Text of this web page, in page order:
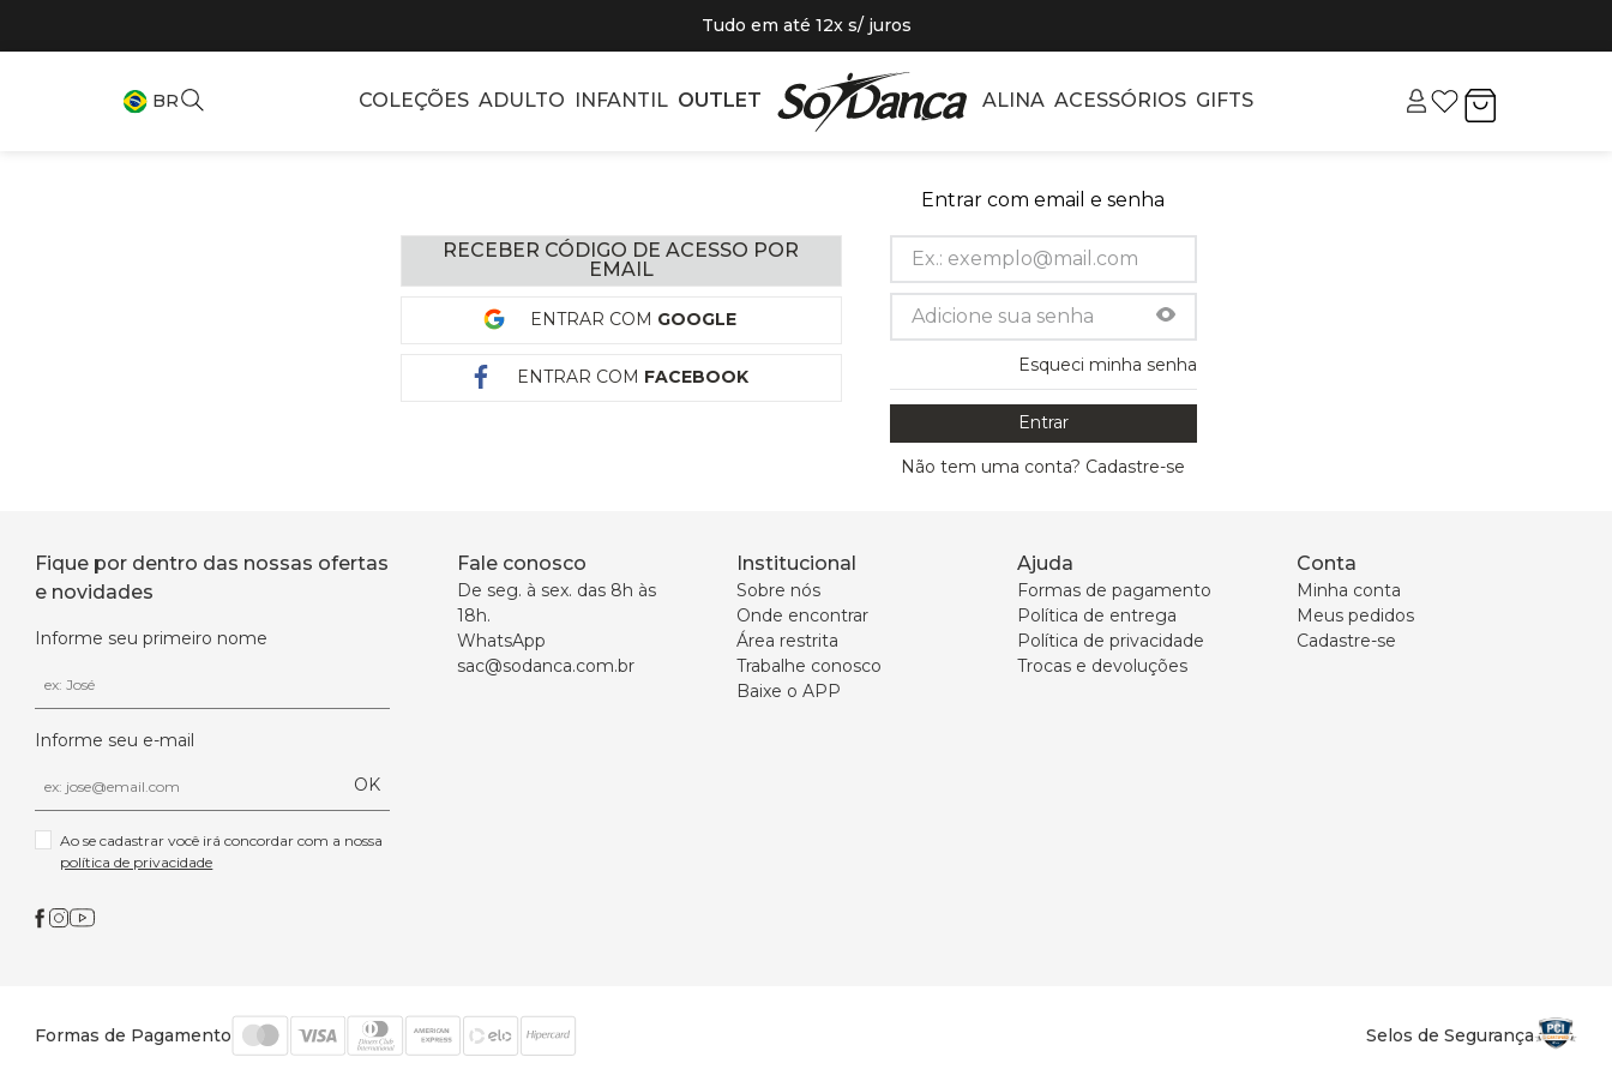
Tudo em até 12x s/ juros
BR COLEÇÕES ADULTO INFANTIL OUTLET ALINA ACESSÓRIOS GIFTS
RECEBER CÓDIGO DE ACESSO POR
EMAIL
ENTRAR COM GOOGLE
ENTRAR COM FACEBOOK
Entrar com email e senha
Esqueci minha senha
Entrar
Não tem uma conta? Cadastre-se
Fique por dentro das nossas ofertas
e novidades
Informe seu primeiro nome
Informe seu e-mail
OK
política de privacidade
Fale conosco
De seg. à sex. das 8h às
18h.
WhatsApp
sac@sodanca.com.br
Institucional
Sobre nós
Onde encontrar
Área restrita
Trabalhe conosco
Baixe o APP
Ajuda
Formas de pagamento
Política de entrega
Política de privacidade
Trocas e devoluções
Conta
Minha conta
Meus pedidos
Cadastre-se
Formas de Pagamento Selos de Segurança